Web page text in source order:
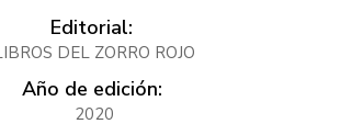
Editorial:
DEL ZORRO ROJO
Año de edición:
2020